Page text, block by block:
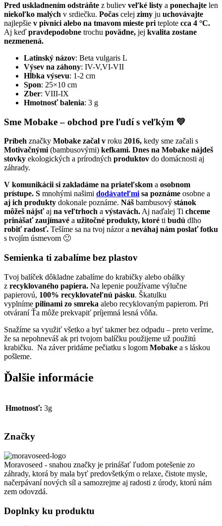
Pred uskladnením odstráňte z buliev veľké listy a ponechajte len
niekoľko malých v srdiečku. Počas celej zimy ju uchovávajte
najlepšie v pivnici alebo na tmavom mieste pri teplote cca 4 °C.
Aj keď pravdepodobne trochu povädne, jej kvalita zostane
nezmenená.
Latinský názov: Beta vulgaris L
Výsev na záhony: IV-V,VI-VII
Hĺbka výsevu: 1-2 cm
Spon: 25×10 cm
Zber: VIII-IX
Hmotnosť balenia: 3 g
Sme Mobake – obchod pre ľudí s veľkým 💛
Príbeh značky Mobake začal v roku 2016, kedy sme začali s
Motivačnými(bambusovými) kefkami. Dnes na Mobake nájdeš
stovky ekologických a prírodných produktov do domácnosti aj
záhrady.
V komunikácii si zakladáme na priateľskom a osobnom
prístupe. S mnohými našimi dodávateľmisa poznáme osobne a
aj ich produkty dokonale poznáme. Náš bambusový stánok
môžeš nájsťaj na veľtrhoch a výstavách.Aj naďalej Ti chceme
prinášaťzaujímavé a užitočné produkty, ktoré ti budú dlho
robiť radosť. Tešíme sa na tvoj názor a neváhaj nám poslať fotku
s tvojím úsmevom 🙂
Semienka ti zabalíme bez plastov
Tvoj balíček dôkladne zabalíme do krabičky alebo obálky
z recyklovaného papiera. Na lepenie používame výlučne
papierovú, 100% recyklovateľnú pásku. Škatulku
vyplníme pilinami zo smreka alebo recyklovaným papierom. Pri
otváraní Ťa môže prekvapiť príjemná lesná vôňa.
Snažíme sa využiť všetko a byť takmer bez odpadu – preto veríme,
že sa nepohneváš ak pri tvojom balíčku použijeme už použitú
krabičku. Na záver pridáme pečiatku s logom Mobake a s láskou
pošleme.
Ďalšie informácie
Hmotnosť: 3g
Značky
Moravoseed - snahou značky je prinášať ľudom potešenie zo
záhrady, ktorá by mala byť predovšetkým o relaxe, čistote mysle,
načerpávaní nových síl a samozrejme aj radosti z úrody, ktorú nám
zem odovzdá.
Doplnky ku produktu